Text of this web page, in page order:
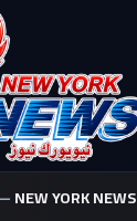
NEW YORK